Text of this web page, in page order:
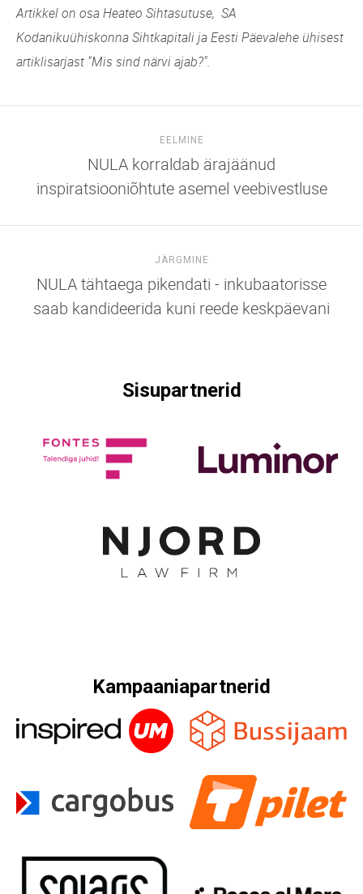
Artikkel on osa Heateo Sihtasutuse, SA
Kodanikuühiskonna Sihtkapitalija Eesti Päevalehe ühisest
artiklisarjast "Mis sind närvi ajab?".
EELMINE
NULA korraldab ärajäänud
inspiratsiooniõhtute asemel veebivestluse
JÄRGMINE
NULA tähtaega pikendati - inkubaatorisse
saab kandideerida kuni reede keskpäevani
Sisupartnerid
Kampaaniapartnerid